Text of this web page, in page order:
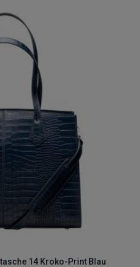
14 Kroko-Print Blau